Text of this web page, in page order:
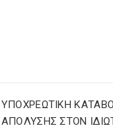
YΠΟΧΡΕΩΤΙΚΗ
ΑΠΟΛΥΣΗΣ ΣΤΟΝ